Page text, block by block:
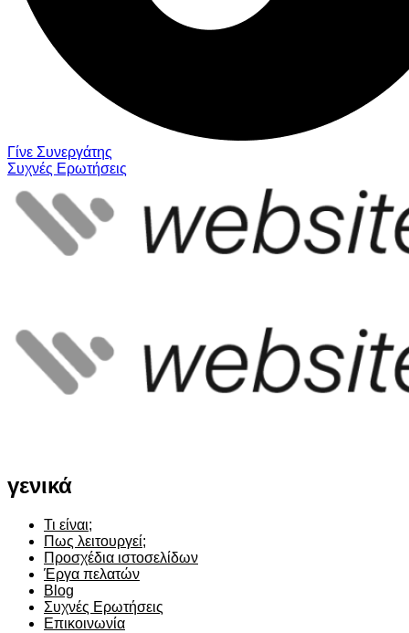
Γίνε Συνεργάτης
Συχνές Ερωτήσεις
γενικά
Τι είναι;
Πως λειτουργεί;
Προσχέδια ιστοσελίδων
Έργα πελατών
Blog
Συχνές Ερωτήσεις
Επικοινωνία